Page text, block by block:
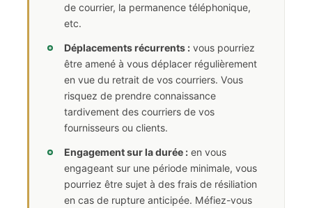
de courrier, la permanence téléphonique,
etc.
Déplacements récurrents : vous pourriez
être amené à vous déplacer régulièrement
en vue du retrait de vos courriers. Vous
risquez de prendre connaissance
tardivement des courriers de vos
fournisseurs ou clients.
Engagement sur la durée : en vous
engageant sur une période minimale, vous
pourriez être sujet à des frais de résiliation
en cas de rupture anticipée. Méfiez-vous